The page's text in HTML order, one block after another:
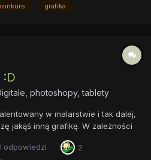
zaszczytu oglądania swojej
grafika
photoshopy, tablety
w malarstwie i tak dalej,
jakąś inną grafikę. W zależności
mi się podobają najbardziej więc:
odpowiedzi 2